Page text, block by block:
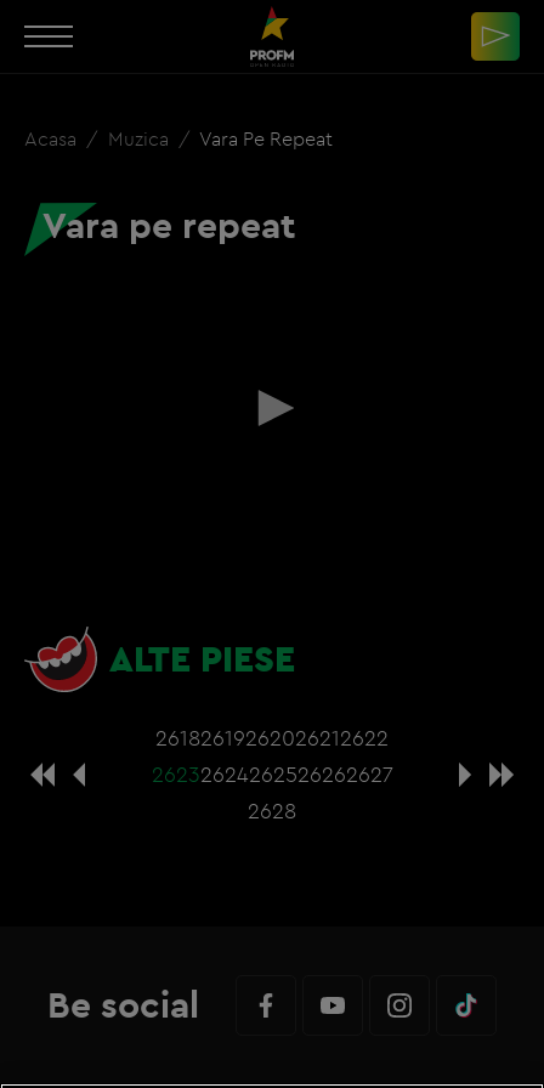
Acasa Muzica Vara Pe Repeat
Vara pe repeat
ALTE PIESE
26182619262026212622
26232624262526262627
2628
Be social